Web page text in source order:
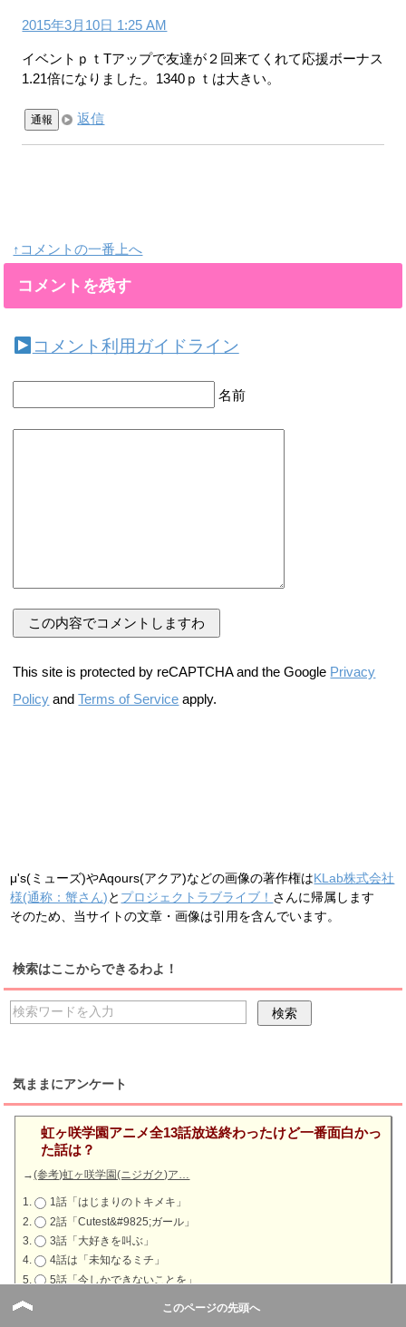
2015年3月10日 1:25 AM
イベントｐｔTアップで友達が２回来てくれて応援ボーナス
1.21倍になりました。1340ｐｔは大きい。
通報 返信
↑コメントの一番上へ
コメントを残す
コメント利用ガイドライン
名前
This site is protected by reCAPTCHA and the Google Privacy
Policy andTerms of Service apply.
μ's(ミューズ)やAqours(アクア)などの画像の著作権はKLab株式会社
様(通称：蟹さん)と プロジェクトラブライブ！ さんに帰属します
そのため、当サイトの文章・画像は引用を含んでいます。
検索はここからできるわよ！
気ままにアンケート
虹ヶ咲学園アニメ全13話放送終わったけど一番面白かっ
た話は？
→(参考)虹ヶ咲学園(ニジガク)ア…
1話「はじまりのトキメキ」
2話「Cutest&#9825;ガール」
3話「大好きを叫ぶ」
4話は「未知なるミチ」
5話「今しかできないことを」
このページの先頭へ